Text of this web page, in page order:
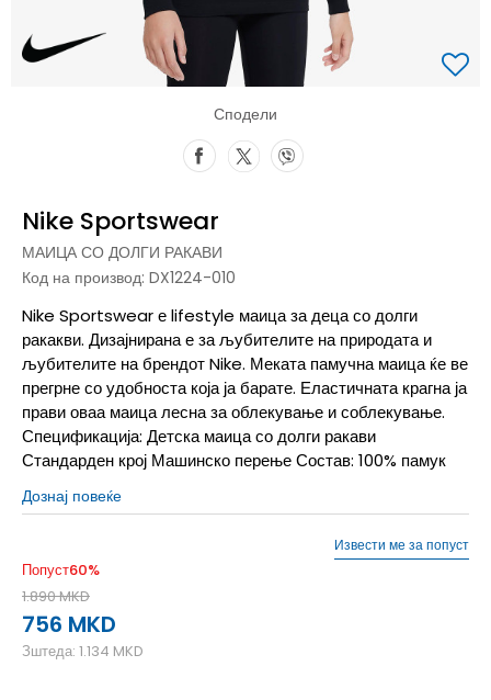
Сподели
Nike Sportswear
МАИЦА СО ДОЛГИ РАКАВИ
Код на производ: DX1224-010
Nike Sportswear е lifestyle маица за деца со долги
ракакви. Дизајнирана е за љубителите на природата и
љубителите на брендот Nike. Меката памучна маица ќе ве
прегрне со удобноста која ја барате. Еластичната крагна ја
прави оваа маица лесна за облекување и соблекување.
Спецификација: Детска маица со долги ракави
Стандарден крој Машинско перење Состав: 100% памук
Дознај повеќе
Попуст60%
1.890MKD
756 MKD
Зштеда: 1.134 MKD
Извести ме за попуст